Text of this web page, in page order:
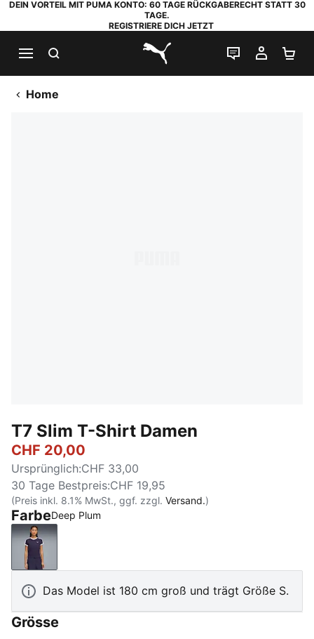
DEIN VORTEIL MIT PUMA KONTO: 60 TAGE RÜCKGABERECHT STATT 30
TAGE.
REGISTRIERE DICH JETZT
PUMA.com
LIVE-CHAT
MEIN
Home
T7 Slim T-Shirt Damen
CHF 20,00
Ursprünglich:CHF 33,00
30 Tage Bestpreis:CHF 19,95
(Preis inkl. 8.1% MwSt., ggf. zzgl. Versand.)
FarbeDeep Plum
Deep Plum
Das Model ist 180 cm groß und trägt Größe S.
Grösse